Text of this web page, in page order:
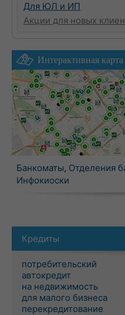
Для ЮЛ и ИП
Акции для новых
Интерактивная карта
Банкоматы, Отделения
Инфокиоски
Кредиты
потребительский
автокредит
на недвижимость
для малого бизнеса
перекредитование